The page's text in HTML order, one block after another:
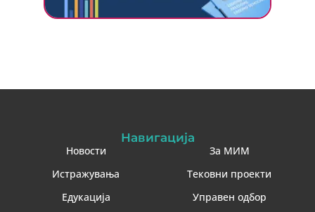
Навигација
Новости
Истражувања
Едукација
За МИМ
Тековни проекти
Управен одбор